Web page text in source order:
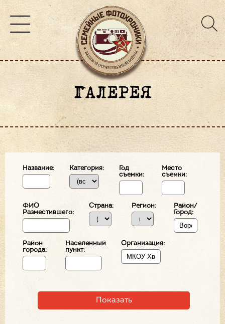
ГАЛЕРЕЯ
Название: Категория:
Год
съемки:
Место
съемки:
ФИО
Разместившего:
Страна: Регион:
Район/
Город:
Район
города:
Населенный
пункт:
Организация: